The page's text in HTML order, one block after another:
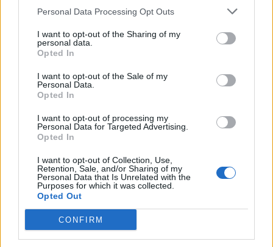
Personal Data Processing Opt Outs
I want to opt-out of the Sharing of my
personal data.
Opted In
I want to opt-out of the Sale of my
Personal Data.
Opted In
I want to opt-out of processing my
Personal Data for Targeted Advertising.
Opted In
I want to opt-out of Collection, Use,
Retention, Sale, and/or Sharing of my
Personal Data that Is Unrelated with the
Purposes for which it was collected.
Opted Out
CONFIRM
2026. augusztus 03., hétfő
Hétmillió lejből újul meg a Jakab
Gyergyószentmiklóson